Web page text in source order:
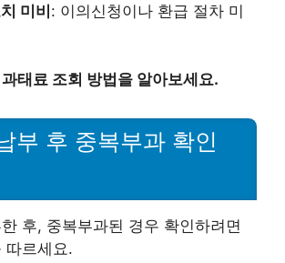
미비: 이의신청이나 환급 절차 미
태료 조회 방법을 알아보세요.
부 후 중복부과 확인
후, 중복부과된 경우 확인하려면
따르세요.